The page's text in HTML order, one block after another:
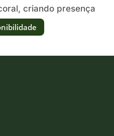
criando presença
festiva.